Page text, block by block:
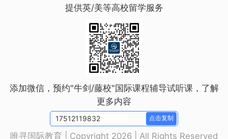
提供英/美等高校留学服务
添加微信，预约"牛剑/藤校"国际课程辅导试听课，了解
更多内容
点击复制
唯寻国际教育 | Copyright 2026 | All Rights Reserved